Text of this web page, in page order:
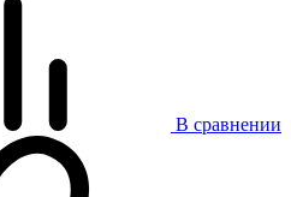
В сравнении